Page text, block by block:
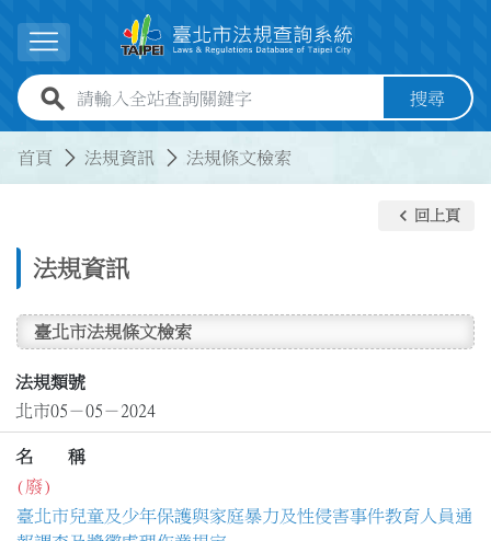
展開選單
全站查詢關鍵字欄位 搜尋
首頁 法規資訊 法規條文檢索
法規資訊
keyboard_arrow_left 回上頁
臺北市法規條文檢索
法規類號
北市05－05－2024
名 稱
(廢)
臺北市兒童及少年保護與家庭暴力及性侵害事件教育人員通